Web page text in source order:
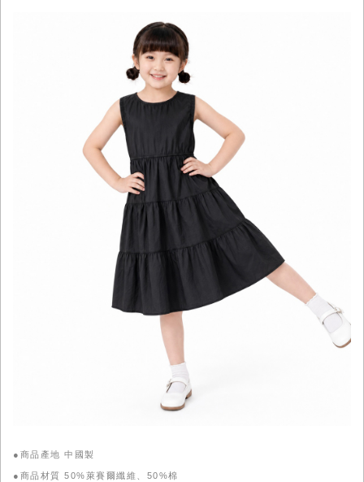
●商品產地 中國製
●商品材質 50%萊賽爾纖維、50%棉